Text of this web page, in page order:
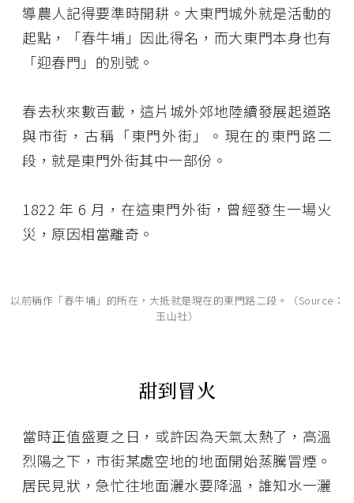
導農人記得要準時開耕。大東門城外就是活動的
起點，「春牛埔」因此得名，而大東門本身也有
「迎春門」的別號。
春去秋來數百載，這片城外郊地陸續發展起道路
與市街，古稱「東門外街」。現在的東門路二
段，就是東門外街其中一部份。
1822 年 6 月，在這東門外街，曾經發生一場火
災，原因相當離奇。
以前稱作「春牛埔」的所在，大抵就是現在的東門路二段。（Source：
玉山社）
甜到冒火
當時正值盛夏之日，或許因為天氣太熱了，高溫
烈陽之下，市街某處空地的地面開始蒸騰冒煙。
居民見狀，急忙往地面灑水要降溫，誰知水一灑